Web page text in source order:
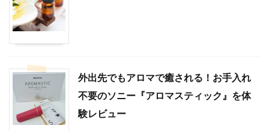
外出先でもアロマで癒される！お手入れ
不要のソニー『アロマスティック』を体
験レビュー